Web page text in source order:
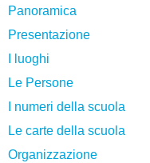
Panoramica
Presentazione
I luoghi
Le Persone
I numeri della scuola
Le carte della scuola
Organizzazione